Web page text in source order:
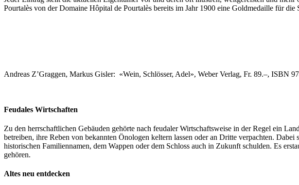
Pourtalès von der Domaine Hôpital de Pourtalès bereits im Jahr 1900 eine Goldmedaille für
Andreas Z’Graggen, Markus Gisler: «Wein, Schlösser, Adel», Weber Verlag, Fr. 89.–, ISBN
Feudales Wirtschaften
Zu den herrschaftlichen Gebäuden gehörte nach feudaler Wirtschaftsweise in der Regel ein
betreiben, ihre Reben von bekannten Önologen keltern lassen oder an Dritte verpachten.
historischen Familiennamen, dem Wappen oder dem Schloss auch in Zukunft schulden. Es
gehören.
Altes neu entdecken